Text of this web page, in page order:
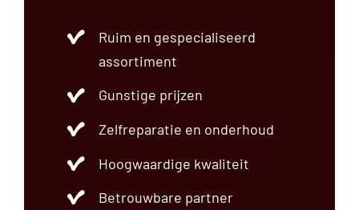
Ruim en gespecialiseerd
assortiment
Gunstige prijzen
Zelfreparatie en onderhoud
Hoogwaardige kwaliteit
Betrouwbare partner